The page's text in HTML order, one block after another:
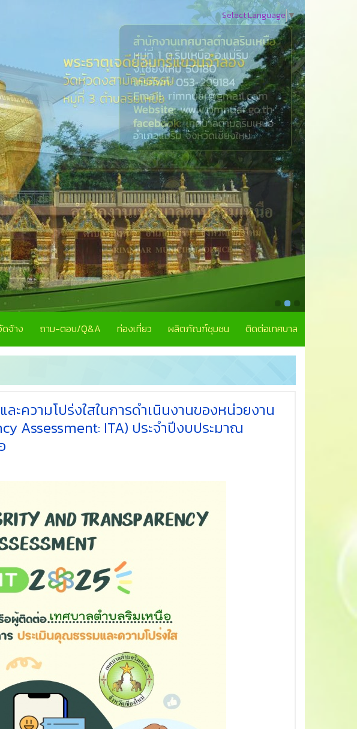
จ้าง ถาม-ตอบ/Q&A ท่องเที่ยว ผลิตภัณฑ์ชุมชน ติดต่อเทศบาล
Select Language ▼
ะความโปร่งใสในการดำเนินงานของหน่วยงาน
Assessment: ITA) ประจำปีงบประมาณ